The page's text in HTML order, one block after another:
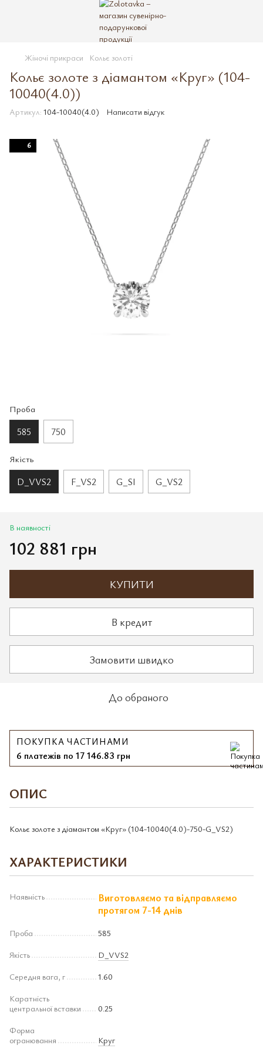
Жіночі прикраси Кольє золоті
Кольє золоте з діамантом «Круг» (104-
10040(4.0))
Артикул: 104-10040(4.0) Написати відгук
6
Проба
585 750
Якість
D_VVS2 F_VS2 G_SI G_VS2
В наявності
102 881 грн
КУПИТИ
В кредит
Замовити швидко
До обраного
ПОКУПКА ЧАСТИНАМИ
6 платежів по 17 146.83 грн
ОПИС
Кольє золоте з діамантом «Круг» (104-10040(4.0)-750-G_VS2)
ХАРАКТЕРИСТИКИ
Наявність
Виготовляємо та відправляємо
протягом 7-14 днів
Проба
585
Якість
D_VVS2
Середня вага, г
1.60
Каратність
центральної вставки
0.25
Форма
огранювання
Круг